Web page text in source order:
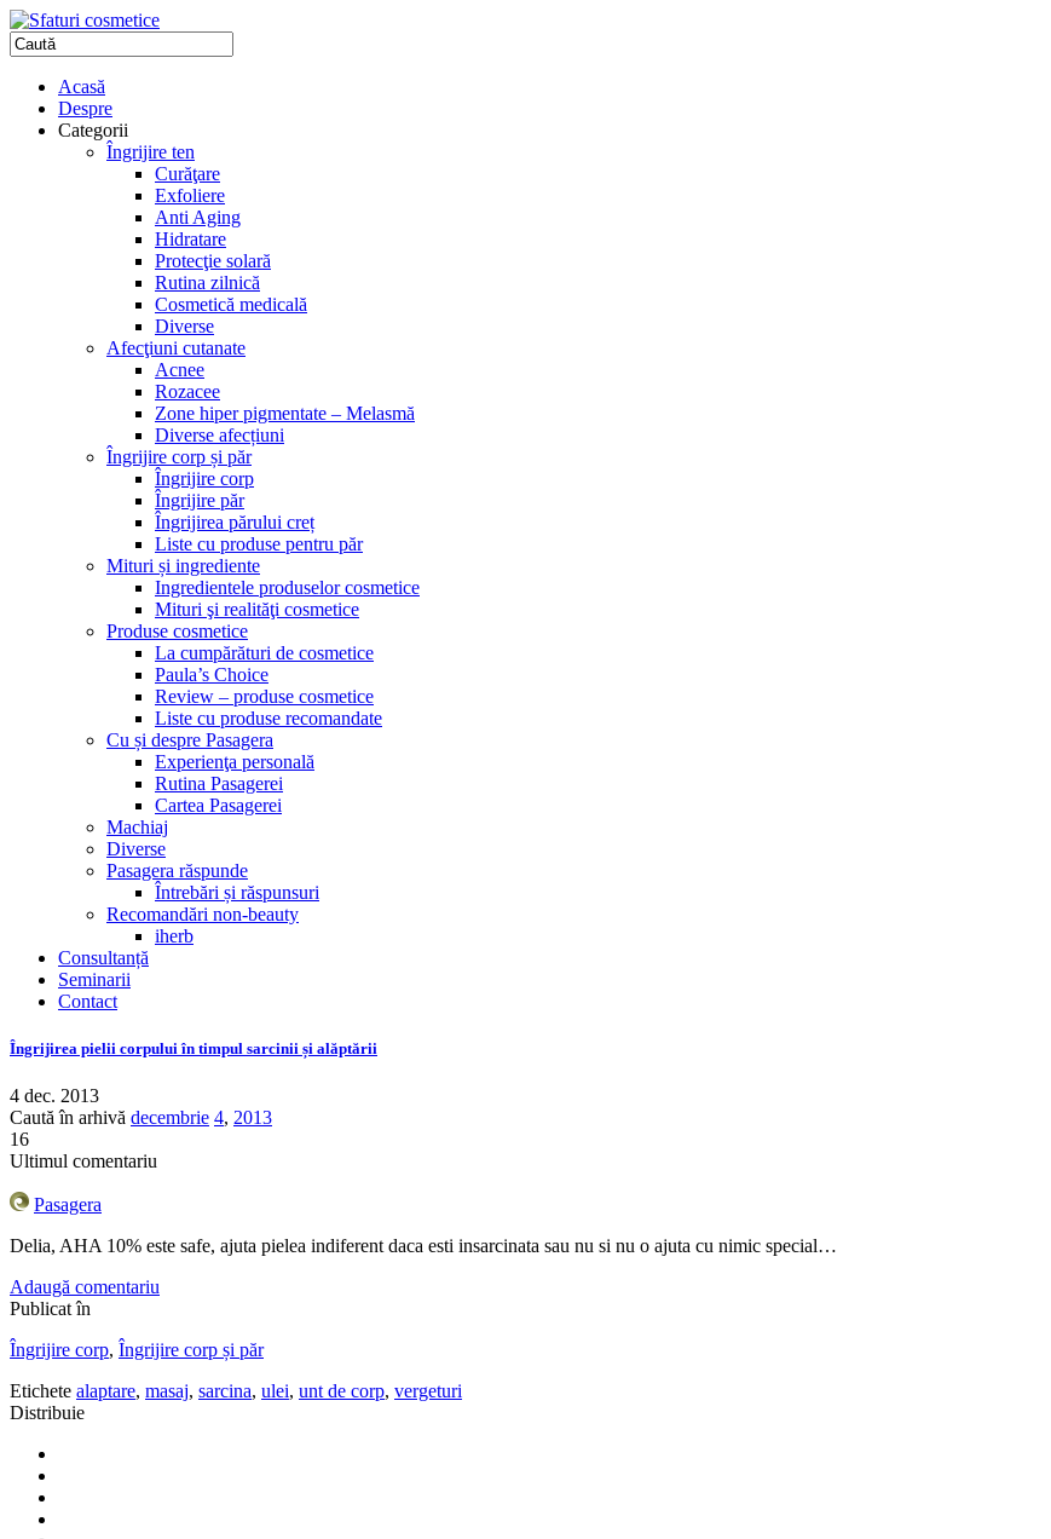
Acasă
Despre
Categorii
Îngrijire ten
Curăţare
Exfoliere
Anti Aging
Hidratare
Protecţie solară
Rutina zilnică
Cosmetică medicală
Diverse
Afecţiuni cutanate
Acnee
Rozacee
Zone hiper pigmentate – Melasmă
Diverse afecțiuni
Îngrijire corp și păr
Îngrijire corp
Îngrijire păr
Îngrijirea părului creț
Liste cu produse pentru păr
Mituri și ingrediente
Ingredientele produselor cosmetice
Mituri şi realităţi cosmetice
Produse cosmetice
La cumpărături de cosmetice
Paula’s Choice
Review – produse cosmetice
Liste cu produse recomandate
Cu și despre Pasagera
Experienţa personală
Rutina Pasagerei
Cartea Pasagerei
Machiaj
Diverse
Pasagera răspunde
Întrebări și răspunsuri
Recomandări non-beauty
iherb
Consultanță
Seminarii
Contact
Îngrijirea pielii corpului în timpul sarcinii și alăptării
4 dec. 2013
Caută în arhivă decembrie 4, 2013
16
Ultimul comentariu
Pasagera
Delia, AHA 10% este safe, ajuta pielea indiferent daca esti insarcinata sau nu si nu o ajuta cu nimic special…
Adaugă comentariu
Publicat în
Îngrijire corp, Îngrijire corp și păr
Etichete alaptare, masaj, sarcina, ulei, unt de corp, vergeturi
Distribuie